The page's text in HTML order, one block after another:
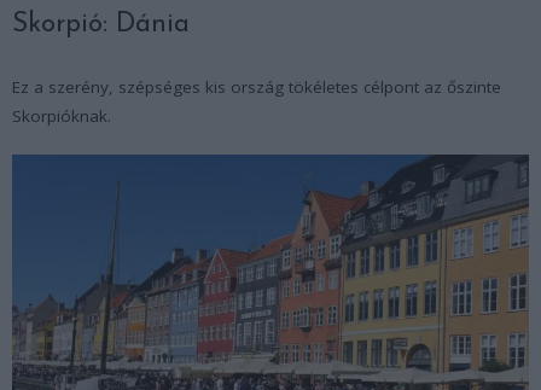
Skorpió: Dánia
Ez a szerény, szépséges kis ország tökéletes célpont az őszinte
Skorpióknak.